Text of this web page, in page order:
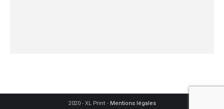
2020 - XL Print - Mentions légales